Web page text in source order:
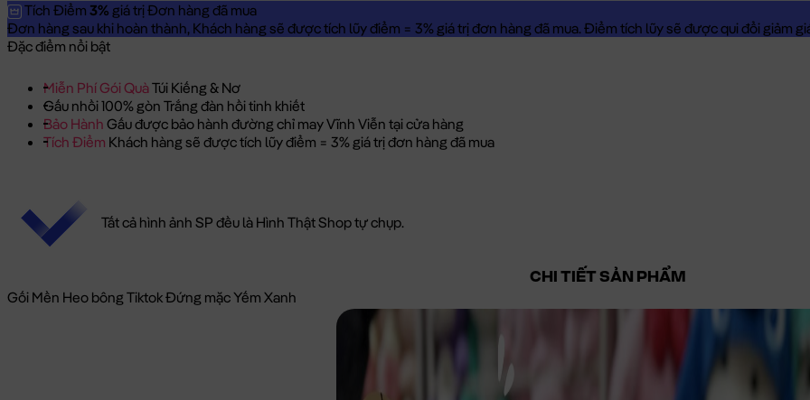
Tích Điểm 3% giá trị Đơn hàng đã mua
Đơn hàng sau khi hoàn thành, Khách hàng sẽ được tích lũy điểm = 3% giá trị đơn hàng đã mua. Điểm tích lũy sẽ được qui đổi giảm
Đặc điểm nổi bật
Miễn Phí Gói QuàTúi Kiếng & Nơ
Gấu nhồi 100% gòn Trắng đàn hồi tinh khiết
Bảo Hành Gấu được bảo hành đường chỉ may Vĩnh Viễn tại cửa hàng
Tích Điểm Khách hàng sẽ được tích lũy điểm = 3% giá trị đơn hàng đã mua
Tất cả hình ảnh SP đều là Hình Thật Shop tự chụp.
CHI TIẾT SẢN PHẨM
Gối Mền Heo bông Tiktok Đứng mặc Yếm Xanh